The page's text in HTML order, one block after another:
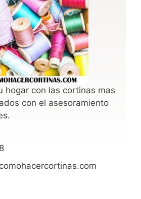
hogar con las cortinas mas
con el asesoramiento